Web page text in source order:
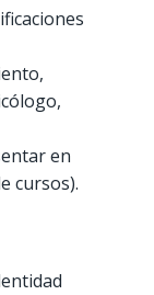
en
cursos).